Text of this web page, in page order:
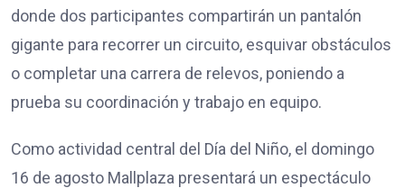
donde dos participantes compartirán un pantalón
gigante para recorrer un circuito, esquivar obstáculos
o completar una carrera de relevos, poniendo a
prueba su coordinación y trabajo en equipo.
Como actividad central del Día del Niño, el domingo
16 de agosto Mallplaza presentará un espectáculo